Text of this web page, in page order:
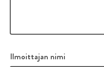
Ilmoittajan nimi